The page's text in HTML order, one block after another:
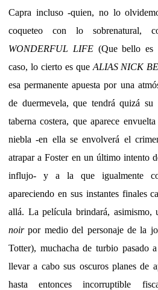
Capra incluso -quien, no lo
coqueteo con lo sobrenatural,
WONDERFUL LIFE(Que bello es
caso, lo cierto es que ALIAS NICK
esa permanente apuesta por una
de duermevela, que tendrá quizá
taberna costera, que aparece
niebla -en ella se envolverá el
atrapar a Foster en un último intento
influjo- y a la que igualmente
apareciendo en sus instantes finales
allá. La película brindará, asimismo,
noirpor medio del personaje de la
Totter), muchacha de turbio pasado
llevar a cabo sus oscuros planes de
hasta entonces incorruptible